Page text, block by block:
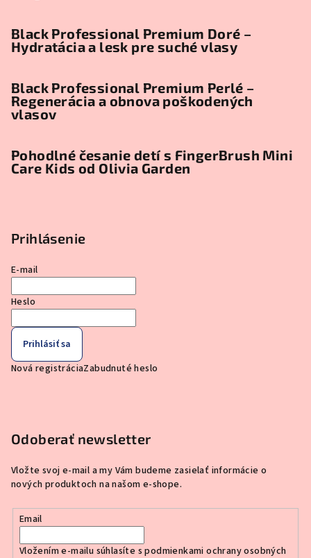
Black Professional Premium Doré –
Hydratácia a lesk pre suché vlasy
Black Professional Premium Perlé –
Regenerácia a obnova poškodených
vlasov
Pohodlné česanie detí s FingerBrush Mini
Care Kids od Olivia Garden
Prihlásenie
E-mail
Heslo
Prihlásiť sa
Nová registráciaZabudnuté heslo
Odoberať newsletter
Vložte svoj e-mail a my Vám budeme zasielať informácie o
nových produktoch na našom e-shope.
Email
Vložením e-mailu súhlasíte spodmienkami ochrany osobných